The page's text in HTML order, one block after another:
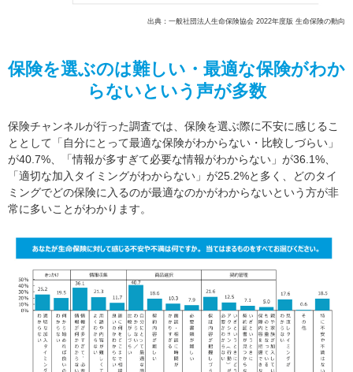
出典：一般社団法人生命保険協会 2022年度版 生命保険の動向
保険を選ぶのは難しい・最適な保険がわか
らないという声が多数
保険チャンネルが行った調査では、保険を選ぶ際に不安に感じるこ
ととして「自分にとって最適な保険がわからない・比較しづらい」
が40.7%、「情報が多すぎて必要な情報がわからない」が36.1%、
「適切な加入タイミングがわからない」が25.2%と多く、どのタイ
ミングでどの保険に入るのが最適なのかがわからないという方が非
常に多いことがわかります。